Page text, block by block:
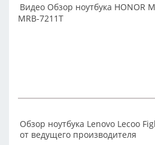
Видео Обзор ноутбука HONOR
MRB-7211T
Обзор ноутбука Lenovo Lecoo Fighter 7000: Революция
от ведущего производителя